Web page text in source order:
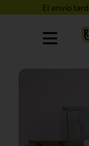
El envío